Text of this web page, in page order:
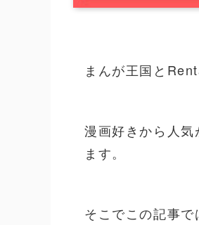
まんが王国と
漫画好きから人
ます。
そこでこの記事